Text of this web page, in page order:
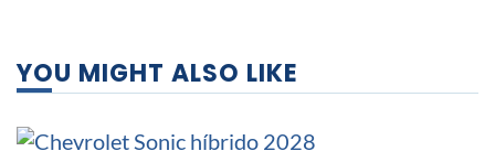
YOU MIGHT ALSO LIKE